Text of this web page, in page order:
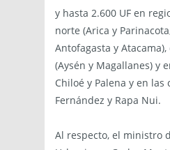
y hasta 2.600 UF en
norte (Arica y
Antofagasta y
(Aysén y Magallanes) y
Chiloé y Palena y en las
Fernández y Rapa Nui.
Al respecto, el ministro